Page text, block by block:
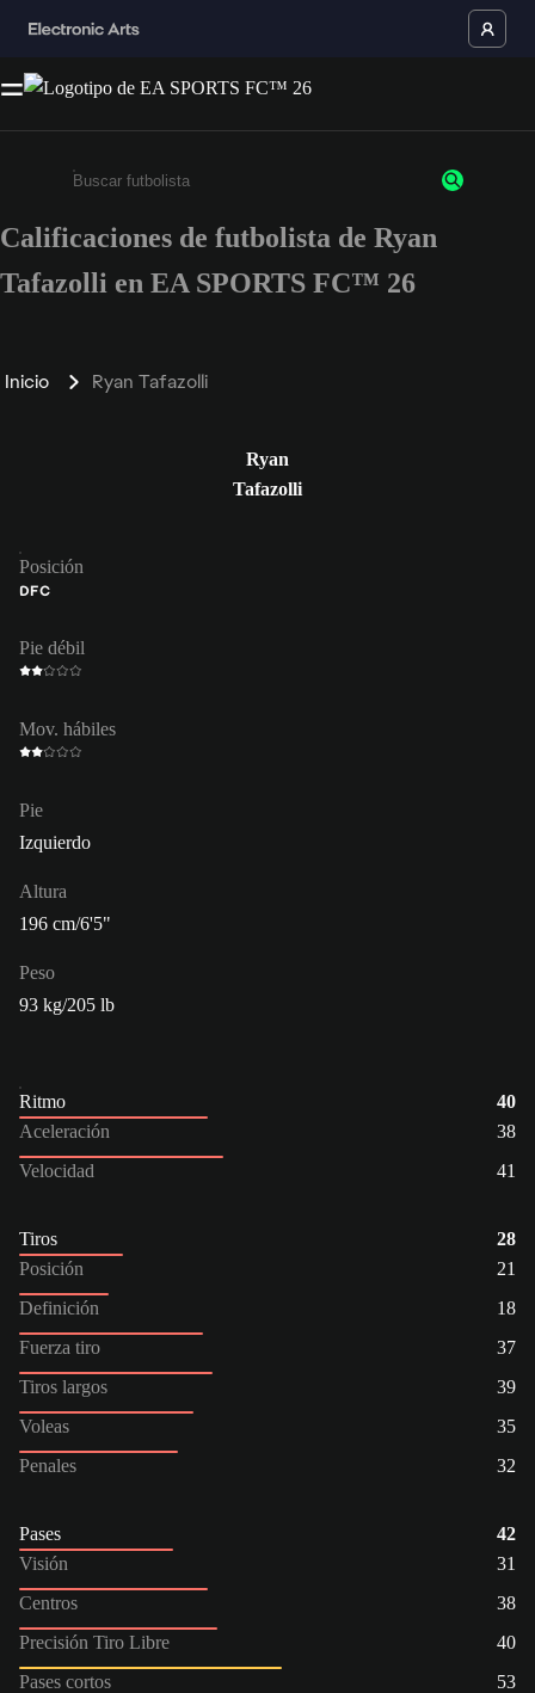
Ingresa un mínimo de 3 caracteres o números
Calificaciones de futbolista de Ryan
Tafazolli en EA SPORTS FC™ 26
Inicio Ryan Tafazolli
Ryan
Tafazolli
Posición
DFC
Pie débil
Mov. hábiles
Pie
Izquierdo
Altura
196 cm/6'5"
Peso
93 kg/205 lb
Ritmo
40
Aceleración
38
Velocidad
41
Tiros
28
Posición
21
Definición
18
Fuerza tiro
37
Tiros largos
39
Voleas
35
Penales
32
Pases
42
Visión
31
Centros
38
Precisión Tiro Libre
40
Pases cortos
53